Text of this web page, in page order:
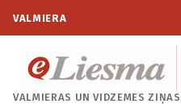
VALMIERA
VALMIERAS UNVIDZEMES ZIŅAS